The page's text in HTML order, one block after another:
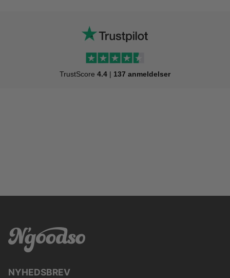
TrustScore 4.4 | 137 anmeldelser
NYHEDSBREV